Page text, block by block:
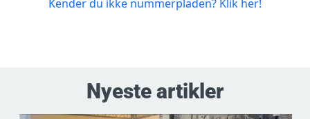
Nyeste artikler